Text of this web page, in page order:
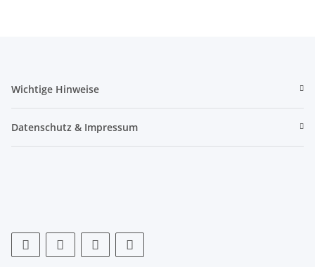
Wichtige Hinweise
Datenschutz & Impressum